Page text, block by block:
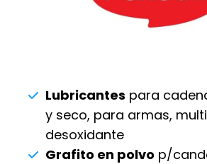
Lubricantes para
y seco, para armas,
desoxidante
Grafito en polvo p/